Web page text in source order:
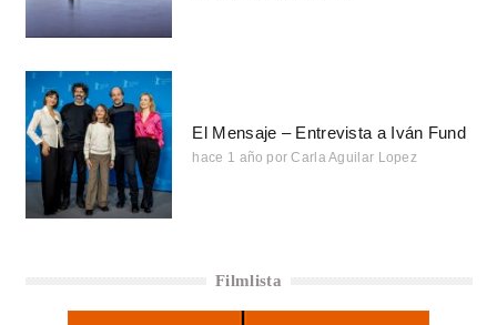
El Mensaje – Entrevista a Iván Fund
hace 1 año por Carla Aguilar Lopez
Filmlista